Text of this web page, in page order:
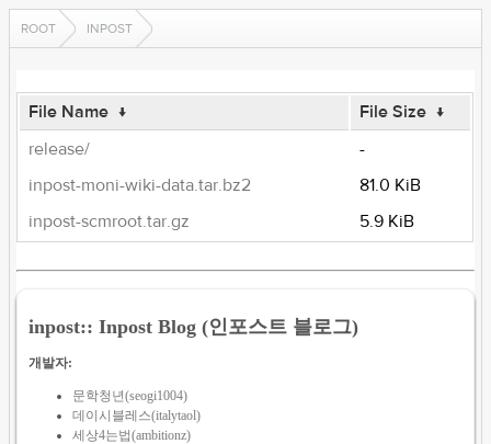
ROOT INPOST
File Name ↓ File Size ↓
release/
-
inpost-moni-wiki-data.tar.bz2
81.0 KiB
inpost-scmroot.tar.gz
5.9 KiB
inpost:: Inpost Blog (인포스트 블로그)
개발자:
문학청년(seogi1004)
데이시블레스(italytaol)
세상4는법(ambitionz)